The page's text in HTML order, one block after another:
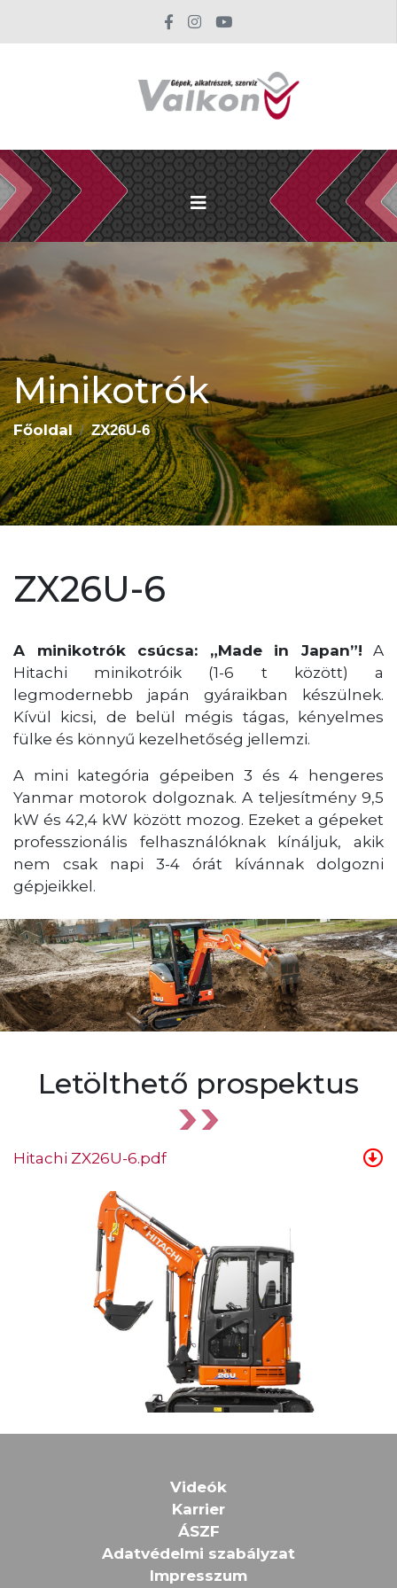
Minikotrók
Főoldal ZX26U-6
ZX26U-6
A minikotrók csúcsa: „Made in Japan”! A
Hitachi minikotróik (1-6 t között) a
legmodernebb japán gyáraikban készülnek.
Kívül kicsi, de belül mégis tágas, kényelmes
fülke és könnyű kezelhetőség jellemzi.
A mini kategória gépeiben 3 és 4 hengeres
Yanmar motorok dolgoznak. A teljesítmény 9,5
kW és 42,4 kW között mozog. Ezeket a gépeket
professzionális felhasználóknak kínáljuk, akik
nem csak napi 3-4 órát kívánnak dolgozni
gépjeikkel.
Letölthető prospektus
Hitachi ZX26U-6.pdf
Videók
Karrier
ÁSZF
Adatvédelmi szabályzat
Impresszum